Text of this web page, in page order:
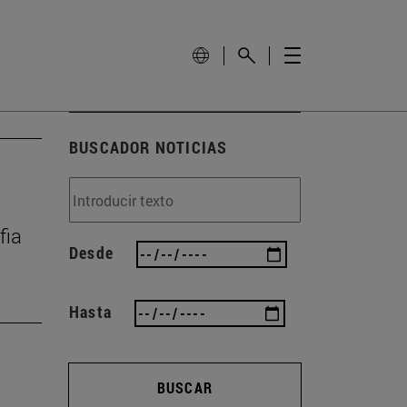
BUSCADOR NOTICIAS
Desde
Hasta
BUSCAR